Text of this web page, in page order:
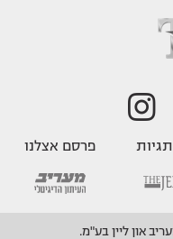
תגיות פרסם אצלנו